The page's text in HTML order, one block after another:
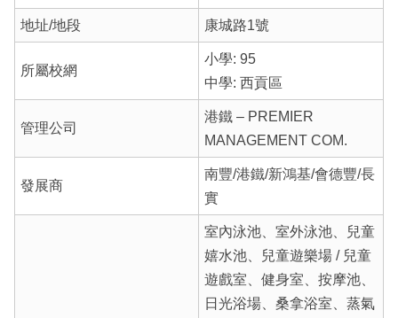
地址/地段 康城路1號
所屬校網
小學: 95
中學: 西貢區
管理公司
港鐵 – PREMIER
MANAGEMENT COM.
發展商
南豐/港鐵/新鴻基/會德豐/長
實
室內泳池、室外泳池、兒童
嬉水池、兒童遊樂場 / 兒童
遊戲室、健身室、按摩池、
日光浴場、桑拿浴室、蒸氣